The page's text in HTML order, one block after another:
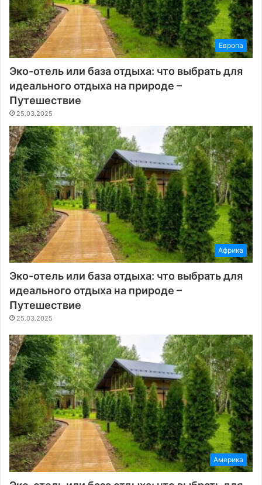
Европа
Эко-отель или база отдыха: что выбрать для
идеального отдыха на природе –
Путешествие
25.03.2025
Африка
Эко-отель или база отдыха: что выбрать для
идеального отдыха на природе –
Путешествие
25.03.2025
Америка